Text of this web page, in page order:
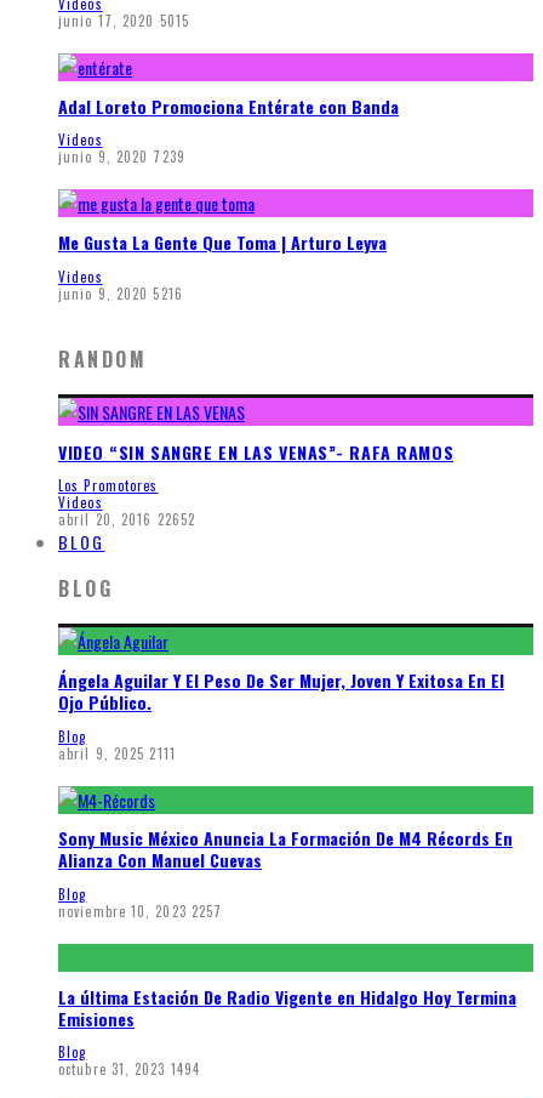
Videos
junio 17, 2020 5015
Adal Loreto Promociona Entérate con Banda
Videos
junio 9, 2020 7239
Me Gusta La Gente Que Toma | Arturo Leyva
Videos
junio 9, 2020 5216
RANDOM
VIDEO “SIN SANGRE EN LAS VENAS”- RAFA RAMOS
Los Promotores
Videos
abril 20, 2016 22652
BLOG
BLOG
Ángela Aguilar Y El Peso De Ser Mujer, Joven Y Exitosa En El
Ojo Público.
Blog
abril 9, 2025 2111
Sony Music México Anuncia La Formación De M4 Récords En
Alianza Con Manuel Cuevas
Blog
noviembre 10, 2023 2257
La última Estación De Radio Vigente en Hidalgo Hoy Termina
Emisiones
Blog
octubre 31, 2023 1494